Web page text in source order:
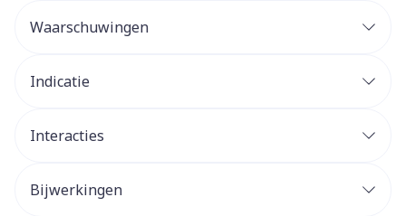
Waarschuwingen
Indicatie
Interacties
Bijwerkingen